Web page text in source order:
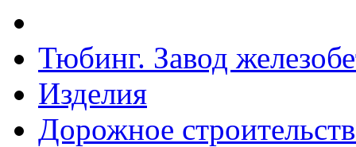
Тюбинг. Завод
Изделия
Дорожное